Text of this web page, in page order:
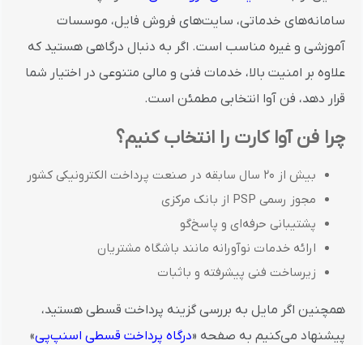
سامانه‌های خدماتی، سایت‌های فروش فایل، موسسات
آموزشی و غیره مناسب است. اگر به دنبال درگاهی هستید که
علاوه بر امنیت بالا، خدمات فنی و مالی متنوعی در اختیار شما
قرار دهد، فن آوا انتخابی مطمئن است.
چرا فن آوا کارت را انتخاب کنیم؟
بیش از ۲۰ سال سابقه در صنعت پرداخت الکترونیکی کشور
مجوز رسمی PSP از بانک مرکزی
پشتیبانی حرفه‌ای و پاسخ‌گو
ارائه خدمات نوآورانه مانند باشگاه مشتریان
زیرساخت فنی پیشرفته و باثبات
همچنین اگر مایل به بررسی گزینه پرداخت قسطی هستید،
پیشنهاد می‌کنیم به صفحه «درگاه پرداخت قسطی اسنپ‌پی»